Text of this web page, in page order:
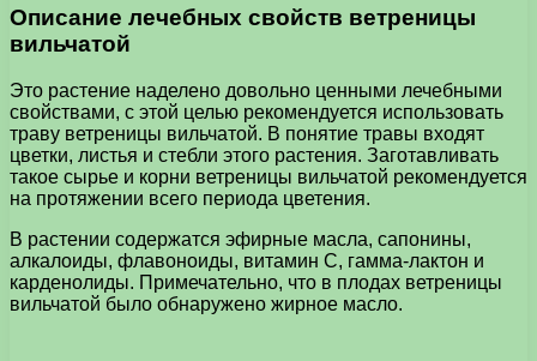
Описание лечебных свойств ветреницы
вильчатой
Это растение наделено довольно ценными лечебными
свойствами, с этой целью рекомендуется использовать
траву ветреницы вильчатой. В понятие травы входят
цветки, листья и стебли этого растения. Заготавливать
такое сырье и корни ветреницы вильчатой рекомендуется
на протяжении всего периода цветения.
В растении содержатся эфирные масла, сапонины,
алкалоиды, флавоноиды, витамин С, гамма-лактон и
карденолиды. Примечательно, что в плодах ветреницы
вильчатой было обнаружено жирное масло.